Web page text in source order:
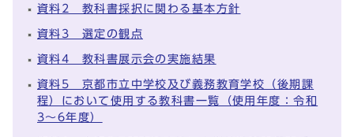
資料2 教科書採択に関わる基本方針
資料3 選定の観点
資料4 教科書展示会の実施結果
資料5 京都市立中学校及び義務教育学校（後期課
程）において使用する教科書一覧（使用年度：令和
3～6年度）